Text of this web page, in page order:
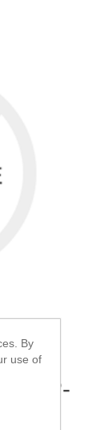
P-
By
use of